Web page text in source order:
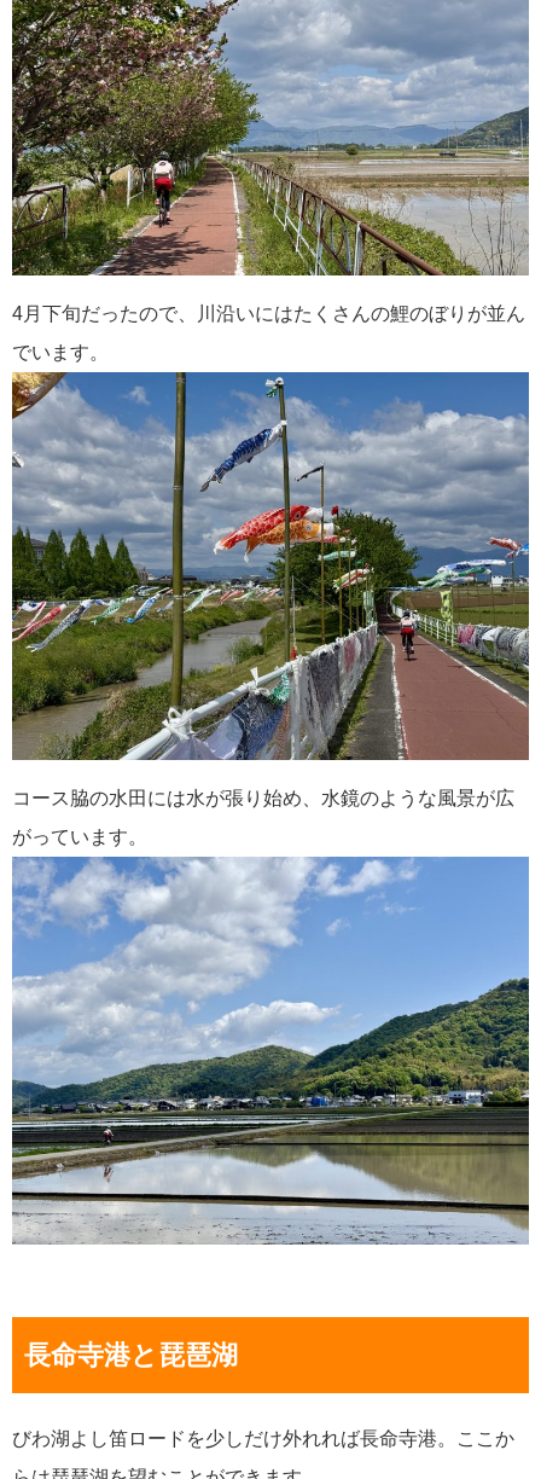
4月下旬だったので、川沿いにはたくさんの鯉のぼりが並ん
でいます。
コース脇の水田には水が張り始め、水鏡のような風景が広
がっています。
長命寺港と琵琶湖
びわ湖よし笛ロードを少しだけ外れれば長命寺港。ここか